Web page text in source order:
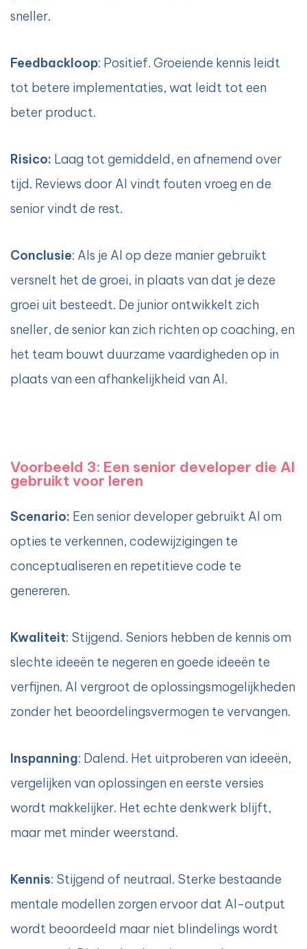
sneller.
Feedbackloop: Positief. Groeiende kennis leidt
tot betere implementaties, wat leidt tot een
beter product.
Risico: Laag tot gemiddeld, en afnemend over
tijd. Reviews door AI vindt fouten vroeg en de
senior vindt de rest.
Conclusie: Als je AI op deze manier gebruikt
versnelt het de groei, in plaats van dat je deze
groei uit besteedt. De junior ontwikkelt zich
sneller, de senior kan zich richten op coaching, en
het team bouwt duurzame vaardigheden op in
plaats van een afhankelijkheid van AI.
Voorbeeld 3: Een senior developer die AI
gebruikt voor leren
Scenario: Een senior developer gebruikt AI om
opties te verkennen, codewijzigingen te
conceptualiseren en repetitieve code te
genereren.
Kwaliteit: Stijgend. Seniors hebben de kennis om
slechte ideeën te negeren en goede ideeën te
verfijnen. AI vergroot de oplossingsmogelijkheden
zonder het beoordelingsvermogen te vervangen.
Inspanning: Dalend. Het uitproberen van ideeën,
vergelijken van oplossingen en eerste versies
wordt makkelijker. Het echte denkwerk blijft,
maar met minder weerstand.
Kennis: Stijgend of neutraal. Sterke bestaande
mentale modellen zorgen ervoor dat AI-output
wordt beoordeeld maar niet blindelings wordt